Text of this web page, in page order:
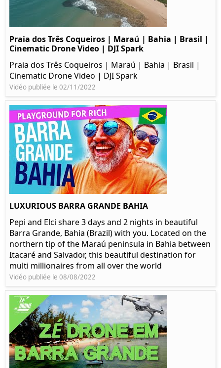
Praia dos Três Coqueiros | Maraú | Bahia | Brasil |
Cinematic Drone Video | DJI Spark
Praia dos Três Coqueiros | Maraú | Bahia | Brasil |
Cinematic Drone Video | DJI Spark
Vidéo publiée le 02/11/2022
LUXURIOUS BARRA GRANDE BAHIA
Pepi and Elci share 3 days and 2 nights in beautiful
Barra Grande, Bahia (Brazil) with you. Located on the
northern tip of the Maraú peninsula in Bahia between
Itacaré and Salvador, this beautiful destination for
multi millionaires from all over the world
Vidéo publiée le 08/08/2022